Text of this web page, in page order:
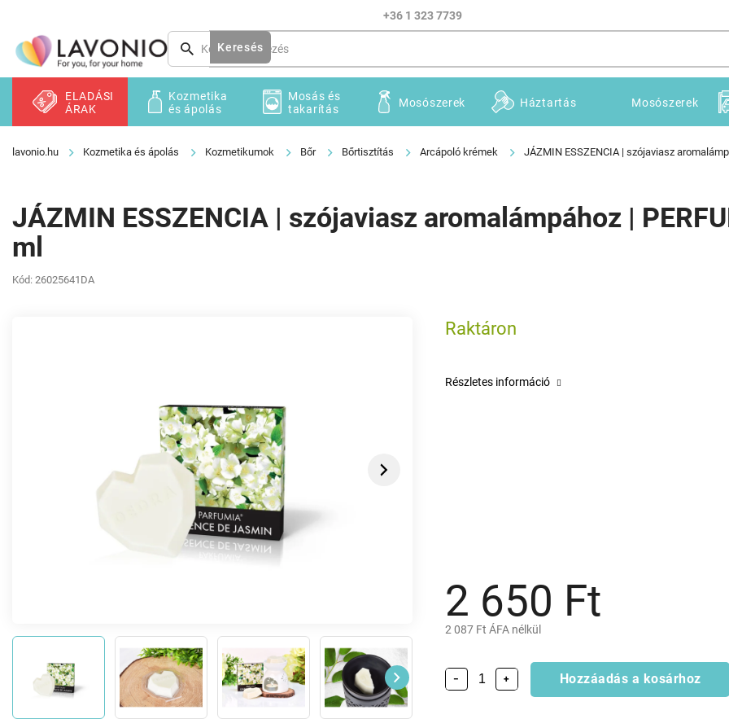
tartalomhoz
+36 1 323 7739
Keresés
ELADÁSI
ÁRAK
Kozmetika
és ápolás
Mosás és
takarítás
Mosószerek Háztartás Mosószerek
Kozmetika és ápolás Kozmetikumok Bőr Bőrtisztítás Arcápoló krémek JÁZMIN ESSZENCIA | szójaviasz
JÁZMIN ESSZENCIA | szójaviasz aromalámpához |
ml
Kód: 26025641DA
Next
2 650 Ft
2 087 Ft ÁFA nélkül
Raktáron
+
− Hozzáadás a kosárhoz
Részletes információ